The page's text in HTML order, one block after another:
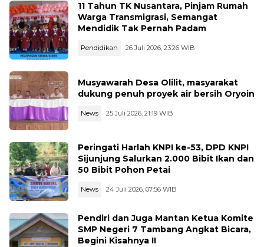
11 Tahun TK Nusantara, Pinjam Rumah
Warga Transmigrasi, Semangat
Mendidik Tak Pernah Padam
Pendidikan 26 Juli 2026, 23:26 WIB
Musyawarah Desa Olilit, masyarakat
dukung penuh proyek air bersih Oryoin
News 25 Juli 2026, 21:19 WIB
Peringati Harlah KNPI ke-53, DPD KNPI
Sijunjung Salurkan 2.000 Bibit Ikan dan
50 Bibit Pohon Petai
News 24 Juli 2026, 07:56 WIB
Pendiri dan Juga Mantan Ketua Komite
SMP Negeri 7 Tambang Angkat Bicara,
Begini Kisahnya !!